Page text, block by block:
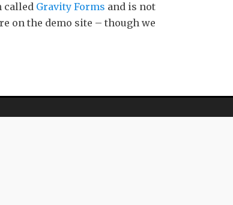
called Gravity Forms and is not
on the demo site – though we